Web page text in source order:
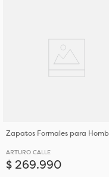
ARTURO CALLE
$ 269.990